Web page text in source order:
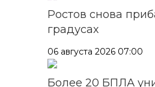
Ростов снова
градусах
06 августа 2026 07:00
Более 20 БПЛА